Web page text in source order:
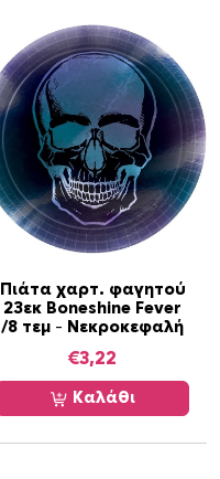
Πιάτα χαρτ. φαγητού
23εκ Boneshine Fever
/8 τεμ – Νεκροκεφαλή
€3,22
Καλάθι